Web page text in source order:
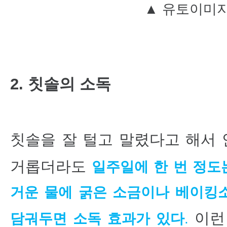
▲ 유토이미
2. 칫솔의 소독
칫솔을 잘 털고 말렸다고 해서
거롭더라도 일주일에 한 번 정
거운 물에 굵은 소금이나 베이킹
담궈두면 소독 효과가 있다. 이